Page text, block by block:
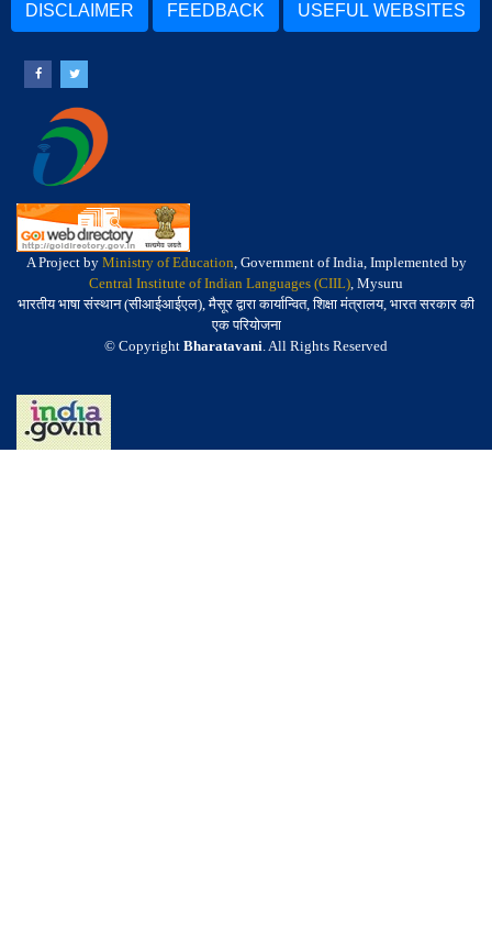
DISCLAIMER FEEDBACK USEFUL WEBSITES
A Project by Ministry of Education, Government of India, Implemented by
Central Institute of Indian Languages (CIIL), Mysuru
भारतीय भाषा संस्थान (सीआईआईएल), मैसूर द्वारा कार्यान्वित, शिक्षा मंत्रालय, भारत सरकार की
एक परियोजना
© Copyright Bharatavani. All Rights Reserved